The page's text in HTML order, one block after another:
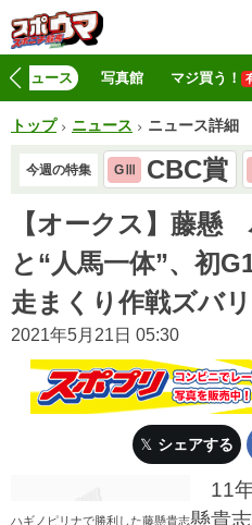
ニュース 写真館 マジ買う！
トップ ニュース ニュース詳細
今週の特集 GⅢ CBC賞
【オークス】藤懸
と“人馬一体”、初
走まくり作戦ズバリ
2021年5月21日 05:30
シェアする
ハギノピリナで勝利した藤懸貴志
11年
懸貴